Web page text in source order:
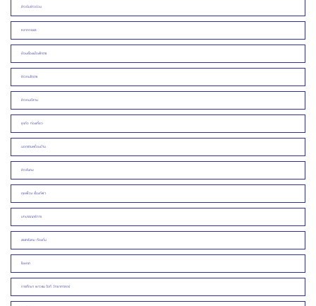
ข่าวดิบข่าวด่วน
หลากกระแส
ย้อนเรื่องเมืองโคราช
ข่าวคนโคราช
ข่าวคนอีสาน
ธุรกิจ ท่องเที่ยว
นอกชานเพื่อนบ้าน
ข่าวสังคม
คุยเฟื่อง เรื่องกีฬา
บทบรรณาธิการ
ประชาสังคม ท้องถิ่น
โฆษณา
การศึกษา เยาวชน ไอที วิทยาศาสตร์